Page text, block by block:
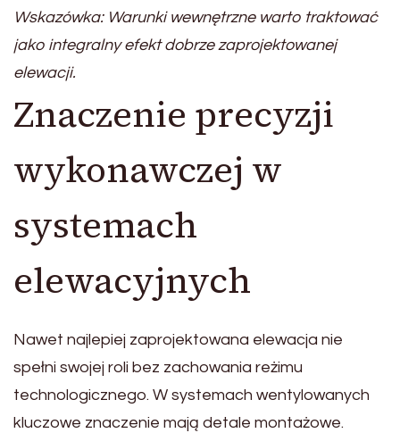
Wskazówka: Warunki wewnętrzne warto traktować
jako integralny efekt dobrze zaprojektowanej
elewacji.
Znaczenie precyzji
wykonawczej w
systemach
elewacyjnych
Nawet najlepiej zaprojektowana elewacja nie
spełni swojej roli bez zachowania reżimu
technologicznego. W systemach wentylowanych
kluczowe znaczenie mają detale montażowe.